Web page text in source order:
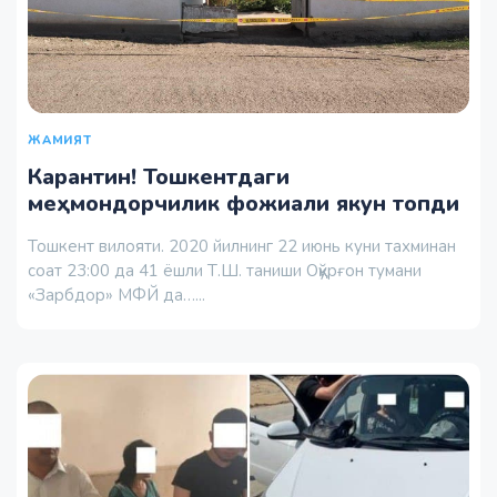
ЖАМИЯТ
Карантин! Тошкентдаги
меҳмондорчилик фожиали якун топди
Тошкент вилояти. 2020 йилнинг 22 июнь куни тахминан
соат 23:00 да 41 ёшли Т.Ш. таниши Оққўрғон тумани
«Зарбдор» МФЙ да…...